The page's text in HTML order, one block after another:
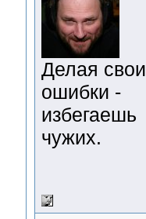
Делая свои
ошибки -
избегаешь
чужих.